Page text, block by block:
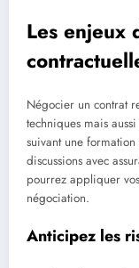
Les enjeux
Négocier un contrat
techniques mais
suivant une
discussions avec
pourrez appliquer
négociation.
Anticipez les